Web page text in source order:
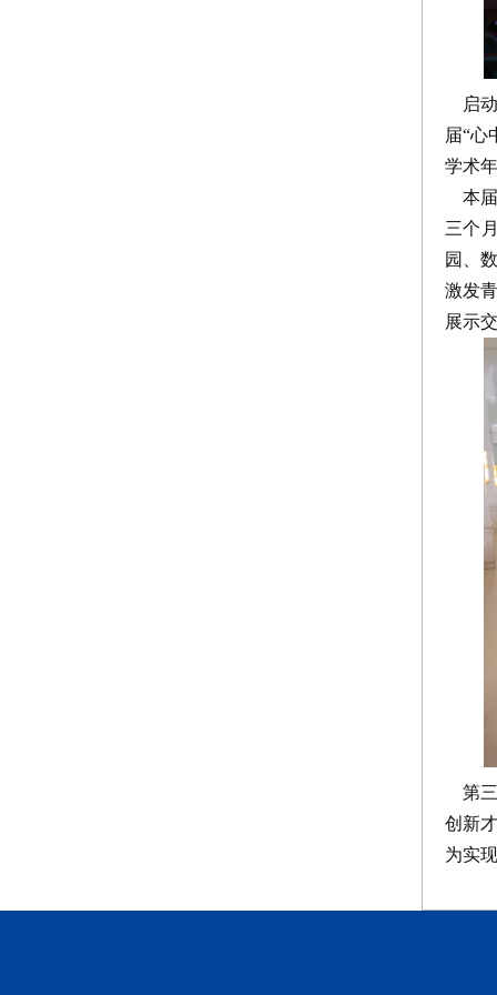
启动
届“心
学术
本届
三个
园、
激发
展示
第三
创新
为实